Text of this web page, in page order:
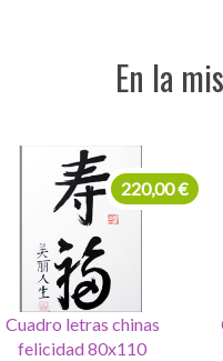
En la
de 4 Cuadros letras
seurte
99,00 €